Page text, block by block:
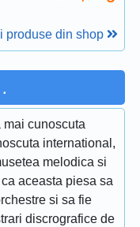
produse din shop
cunoscuta
international,
melodica si
aceasta piesa sa
si sa fie
discrografice de